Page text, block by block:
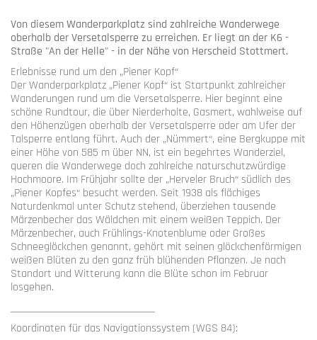
Von diesem Wanderparkplatz sind zahlreiche Wanderwege
oberhalb der Versetalsperre zu erreichen. Er liegt an der K6 -
Straße "An der Helle" - in der Nähe von Herscheid Stottmert.
Erlebnisse rund um den „Piener Kopf“
Der Wanderparkplatz „Piener Kopf“ ist Startpunkt zahlreicher
Wanderungen rund um die Versetalsperre. Hier beginnt eine
schöne Rundtour, die über Nierderholte, Gasmert, wahlweise auf
den Höhenzügen oberhalb der Versetalsperre oder am Ufer der
Talsperre entlang führt. Auch der „Nümmert“, eine Bergkuppe mit
einer Höhe von 585 m über NN, ist ein begehrtes Wanderziel,
queren die Wanderwege doch zahlreiche naturschutzwürdige
Hochmoore. Im Frühjahr sollte der „Herveler Bruch“ südlich des
„Piener Kopfes“ besucht werden. Seit 1938 als flächiges
Naturdenkmal unter Schutz stehend, überziehen tausende
Märzenbecher das Wäldchen mit einem weißen Teppich. Der
Märzenbecher, auch Frühlings-Knotenblume oder Großes
Schneeglöckchen genannt, gehört mit seinen glöckchenförmigen
weißen Blüten zu den ganz früh blühenden Pflanzen. Je nach
Standort und Witterung kann die Blüte schon im Februar
losgehen.
Koordinaten für das Navigationssystem (WGS 84):